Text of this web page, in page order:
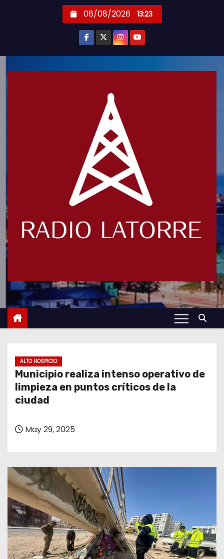
06/08/2026 13:23
ALTO HOSPICIO
Municipio realiza intenso operativo de
limpieza en puntos críticos de la
ciudad
May 29, 2025